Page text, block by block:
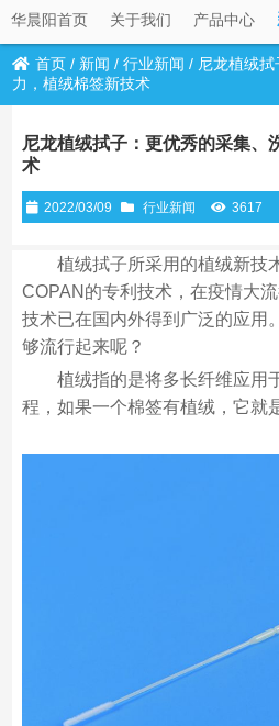
华晨阳首页 关于我们 产品中心
首页 / 新闻 /行业新闻 / 尼龙植绒
力，植绒棉签新技术
尼龙植绒拭子：更优秀的采集、
术
2022/03/09 行业新闻 3617
植绒拭子所采用的植绒新技
COPAN的专利技术，在疫情大
技术已在国内外得到广泛的应用
够流行起来呢？
植绒指的是将多长纤维应用
程，如果一个棉签有植绒，它就